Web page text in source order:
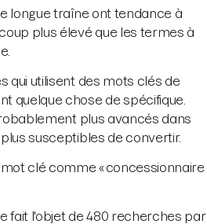
longue traîne ont tendance à
plus élevé que les termes à
qui utilisent des mots clés de
quelque chose de spécifique.
plus avancés dans
susceptibles de convertir.
clé comme « concessionnaire
fait l'objet de 480 recherches par